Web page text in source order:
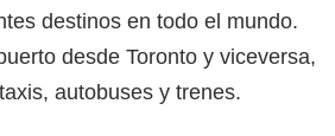
destinos en todo el mundo.
desde Toronto y viceversa,
autobuses y trenes.